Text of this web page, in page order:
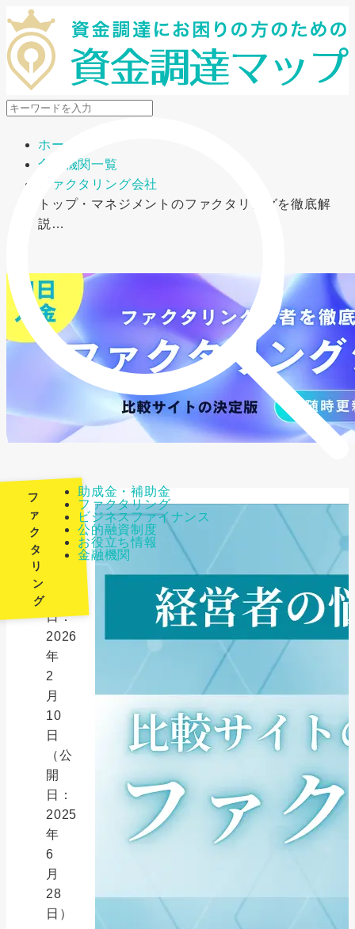
メニューを開閉
助成金・補助金
ファクタリング
ビジネスファイナンス
公的融資制度
お役立ち情報
金融機関
ホーム
金融機関一覧
ファクタリング会社
トップ・マネジメントのファクタリングを徹底解
説…
フ
ァ
ク
タ
リ
ン
グ
日：
2026
年
2
月
10
日
（公
開
日：
2025
年
6
月
28
日）